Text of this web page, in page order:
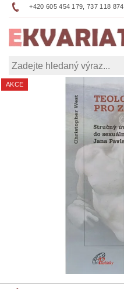
+420 605 454 179, 737 118 874
AKCE